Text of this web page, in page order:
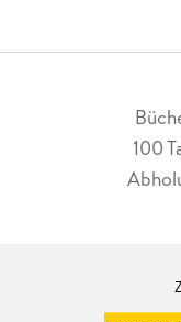
100